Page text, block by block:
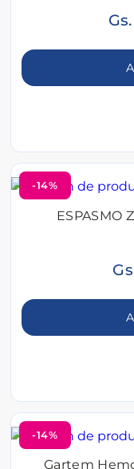
-14%
ESPASMO
-14%
Gartem